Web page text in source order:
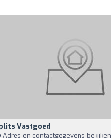
Vastgoed
Adres en contactgegevens bekijken